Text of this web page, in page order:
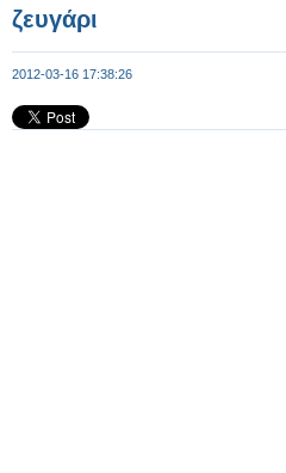
ζευγάρι
2012-03-16 17:38:26